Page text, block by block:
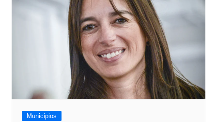
Municipios